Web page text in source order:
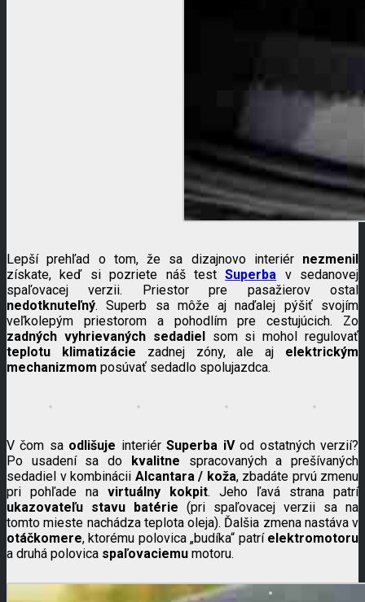
Lepší prehľad o tom, že sa dizajnovo interiér nezmenil
získate, keď si pozriete náš testSuperba v sedanovej
spaľovacej verzii. Priestor pre pasažierov ostal
nedotknuteľný. Superb sa môže aj naďalej pýšiť svojím
veľkolepým priestorom a pohodlím pre cestujúcich. Zo
zadných vyhrievaných sedadiel
som si mohol regulovať
teplotu klimatizácie zadnej zóny, ale aj elektrickým
mechanizmom posúvať sedadlo spolujazdca.
V čom sa odlišuje interiérSuperba iVod ostatných verzií?
Po usadení sa do
kvalitne spracovaných a prešívaných
sedadiel v kombinácii Alcantara / koža, zbadáte prvú zmenu
pri pohľade na virtuálny kokpit. Jeho ľavá strana patrí
ukazovateľu stavu batérie (pri spaľovacej verzii sa na
tomto mieste nachádza teplota oleja). Ďalšia zmena nastáva v
otáčkomere, ktorému polovica „budíka“ patrí elektromotoru
a druhá polovica spaľovaciemu motoru.